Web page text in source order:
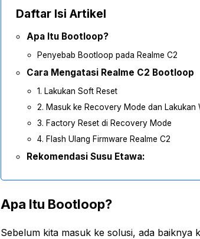
Daftar Isi Artikel
Apa Itu Bootloop?
Penyebab Bootloop pada Realme C2
Cara Mengatasi Realme C2 Bootloop
1. Lakukan Soft Reset
2. Masuk ke Recovery Mode dan Lakukan
3. Factory Reset di Recovery Mode
4. Flash Ulang Firmware Realme C2
Rekomendasi Susu Etawa:
Apa Itu Bootloop?
Sebelum kita masuk ke solusi, ada baiknya